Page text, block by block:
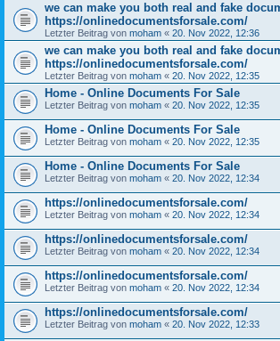
we can make you both real and fake
https://onlinedocumentsforsale.com/
Letzter Beitrag von moham « 20. Nov 2022, 12:36
we can make you both real and fake
https://onlinedocumentsforsale.com/
Letzter Beitrag von moham « 20. Nov 2022, 12:35
Home - Online Documents For Sale
Letzter Beitrag von moham « 20. Nov 2022, 12:35
Home - Online Documents For Sale
Letzter Beitrag von moham « 20. Nov 2022, 12:35
Home - Online Documents For Sale
Letzter Beitrag von moham « 20. Nov 2022, 12:34
https://onlinedocumentsforsale.com/
Letzter Beitrag von moham « 20. Nov 2022, 12:34
https://onlinedocumentsforsale.com/
Letzter Beitrag von moham « 20. Nov 2022, 12:34
https://onlinedocumentsforsale.com/
Letzter Beitrag von moham « 20. Nov 2022, 12:34
https://onlinedocumentsforsale.com/
Letzter Beitrag von moham « 20. Nov 2022, 12:33